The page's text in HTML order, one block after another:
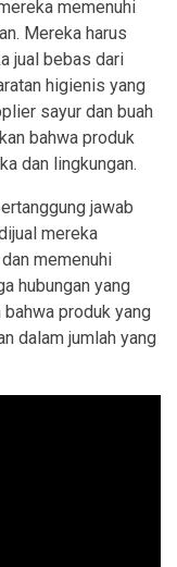
memenuhi
Mereka harus
jual bebas dari
higienis yang
sayur dan buah
bahwa produk
dan lingkungan.
jawab
mereka
memenuhi
hubungan yang
produk yang
dalam jumlah yang